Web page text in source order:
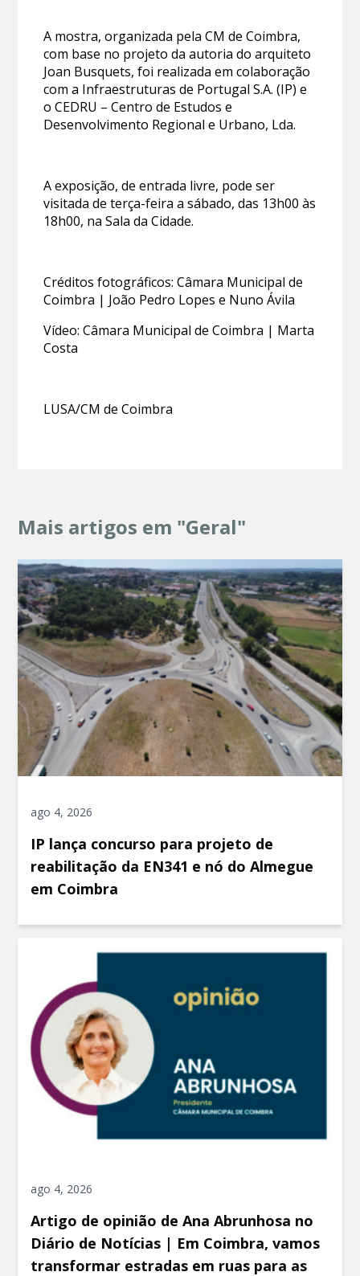
A mostra, organizada pela CM de Coimbra,
com base no projeto da autoria do arquiteto
Joan Busquets, foi realizada em colaboração
com a Infraestruturas de Portugal S.A. (IP) e
o CEDRU – Centro de Estudos e
Desenvolvimento Regional e Urbano, Lda.
A exposição, de entrada livre, pode ser
visitada de terça-feira a sábado, das 13h00 às
18h00, na Sala da Cidade.
Créditos fotográficos: Câmara Municipal de
Coimbra | João Pedro Lopes e Nuno Ávila
Vídeo: Câmara Municipal de Coimbra | Marta
Costa
LUSA/CM de Coimbra
Mais artigos em "Geral"
ago 4, 2026
IP lança concurso para projeto de
reabilitação da EN341 e nó do Almegue
em Coimbra
ago 4, 2026
Artigo de opinião de Ana Abrunhosa no
Diário de Notícias | Em Coimbra, vamos
transformar estradas em ruas para as